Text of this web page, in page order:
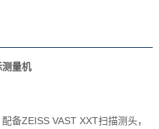
测量机
ZEISS VAST XXT扫描测头，